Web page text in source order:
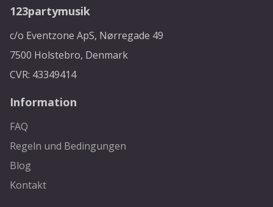
123partymusik
c/o Eventzone ApS, Nørregade 49
7500 Holstebro, Denmark
CVR: 43349414
Information
FAQ
Regeln und Bedingungen
Blog
Kontakt